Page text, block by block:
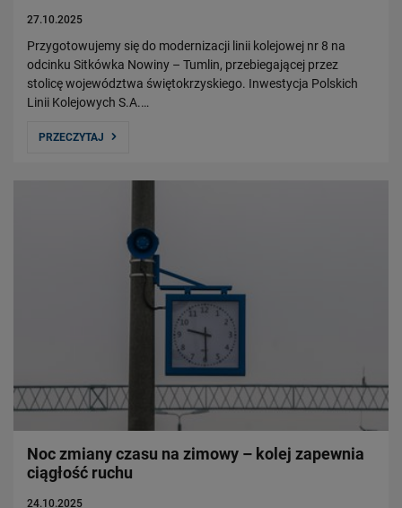
27.10.2025
Przygotowujemy się do modernizacji linii kolejowej nr 8 na
odcinku Sitkówka Nowiny – Tumlin, przebiegającej przez
stolicę województwa świętokrzyskiego. Inwestycja Polskich
Linii Kolejowych S.A.…
PRZECZYTAJ
Noc zmiany czasu na zimowy – kolej zapewnia
ciągłość ruchu
24.10.2025